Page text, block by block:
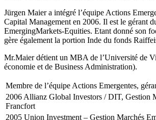
Jürgen Maier a intégré l’équipe Actions
Capital Management en 2006. Il est le gérant
EmergingMarkets-Equities. Etant donné son
gère également la portion Inde du fonds
Mr.Maier détient un MBA de l’Université de
économie et de Business Administration).
Membre de l’équipe Actions Emergentes,
2006 Allianz Global Investors / DIT, Gestion
Francfort
2005 Union Investment – Gestion Marchés